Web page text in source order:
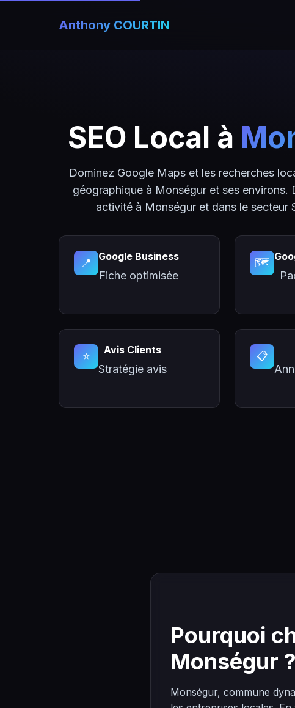
Anthony COURTIN
SEO Local à
Dominez Google Maps et les recherches
géographique à Monségur et ses environs.
activité à Monségur et dans le secteur
📍 Google Business
Fiche optimisée
🗺️
⭐ Avis Clients
Stratégie avis
📋
Pourquoi
Monségur ?
Monségur, commune